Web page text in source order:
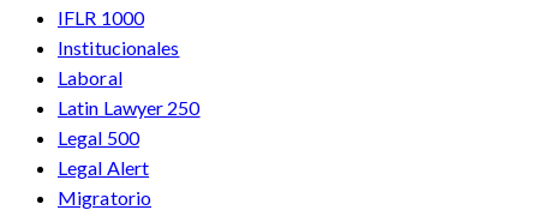
IFLR 1000
Institucionales
Laboral
Latin Lawyer 250
Legal 500
Legal Alert
Migratorio